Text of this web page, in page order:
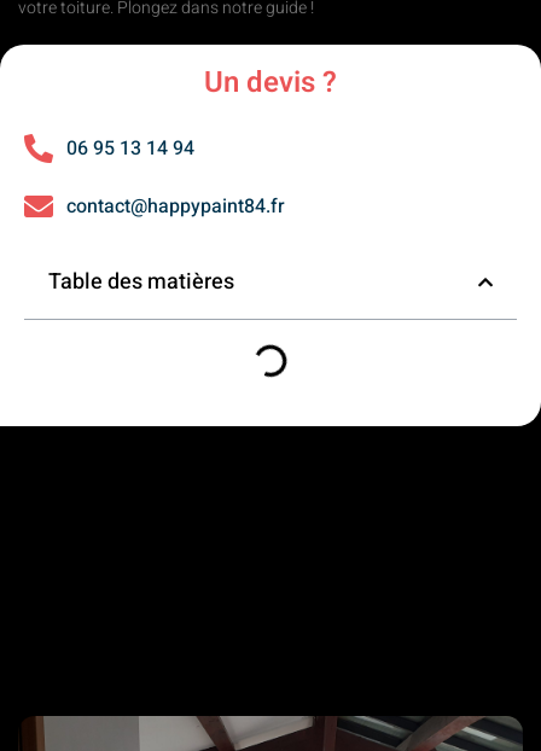
Un devis ?
06 95 13 14 94
contact@happypaint84.fr
Table des matières
votre toiture. Plongez dans notre guide !